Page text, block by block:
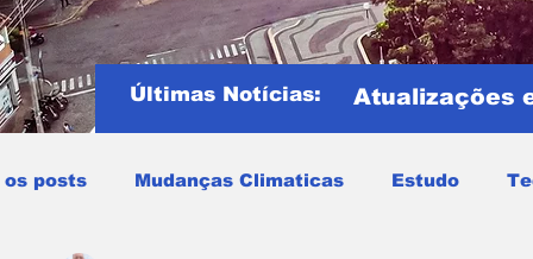
Últimas Notícias: Atualizações
os posts Mudanças Climaticas Estudo